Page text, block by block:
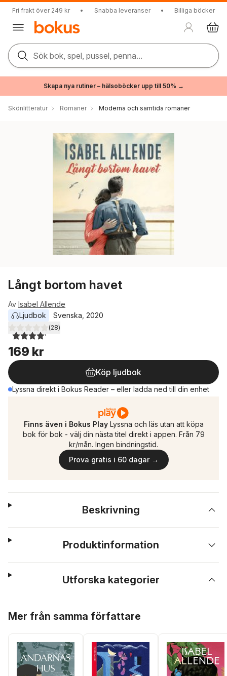
Fri frakt över 249 kr • Snabba leveranser • Billiga böcker
Sök bok, spel, pussel, penna...
Skapa nya rutiner – hälsoböcker upp till 50% →
Skönlitteratur Romaner Moderna och samtida romaner
Långt bortom havet
Av Isabel Allende
Ljudbok
Svenska 2020
4,2utav 5 stjärnor. Totalt antal röster:
(28)
169 kr
Köp ljudbok
Lyssna direkt i Bokus Reader – eller ladda ned till din enhet
Finns även i Bokus Play Lyssna och läs utan att köpa
bok för bok - välj din nästa titel direkt i appen. Från 79
kr/mån. Ingen bindningstid.
Prova gratis i 60 dagar →
Beskrivning
Produktinformation
Utforska kategorier
Mer från samma författare